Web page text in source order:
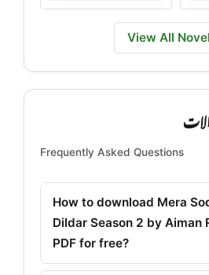
View All
Frequently Asked Questions
How to download Mera
Dildar Season 2 by Aiman
PDF for free?